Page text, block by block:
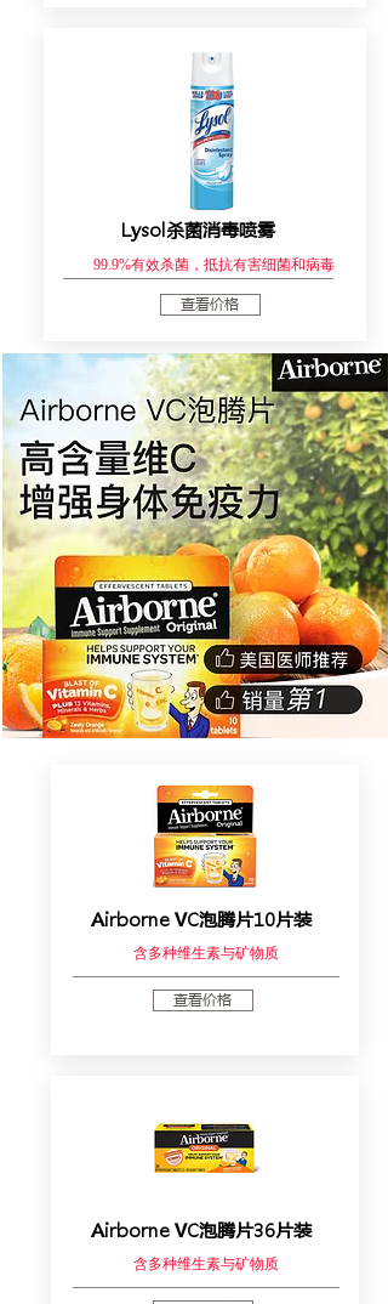
Lysol杀菌消毒喷雾
99.9%有效杀菌，抵抗有害细菌和病毒
查看价格
Airborne VC泡腾片10片装
含多种维生素与矿物质
查看价格
Airborne VC泡腾片36片装
含多种维生素与矿物质